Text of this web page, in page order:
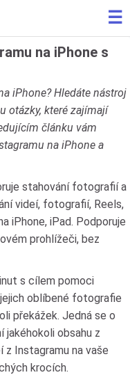
☰
na iPhone s
iPhone? Hledáte nástroj
otázky, které zajímají
článku vám
na iPhone a
stahování fotografií a
videí, fotografií, Reels,
iPhone, iPad. Podporuje
prohlížeči, bez
s cílem pomoci
oblíbené fotografie
překážek. Jedná se o
jakéhokoli obsahu z
Instagramu na vaše
krocích.